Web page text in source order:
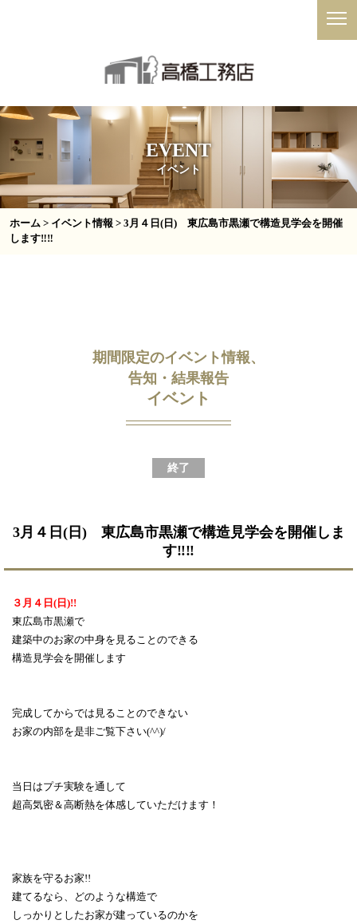
EVENT
イベント
ホーム > イベント情報 > 3月４日(日) 東広島市黒瀬で構造見学会を開催
します‼‼
期間限定のイベント情報、
告知・結果報告
イベント
終了
3月４日(日) 東広島市黒瀬で構造見学会を開催しま
す‼‼
３月４日(日)!!
東広島市黒瀬で
建築中のお家の中身を見ることのできる
構造見学会を開催します
完成してからでは見ることのできない
お家の内部を是非ご覧下さい(^^)/
当日はプチ実験を通して
超高気密＆高断熱を体感していただけます！
家族を守るお家!!
建てるなら、どのような構造で
しっかりとしたお家が建っているのかを